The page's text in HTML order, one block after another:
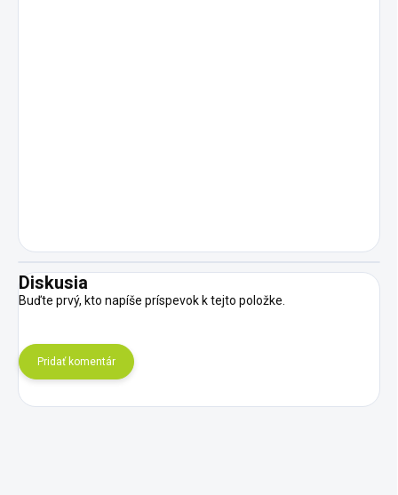
Diskusia
Buďte prvý, kto napíše príspevok k tejto položke.
Pridať komentár